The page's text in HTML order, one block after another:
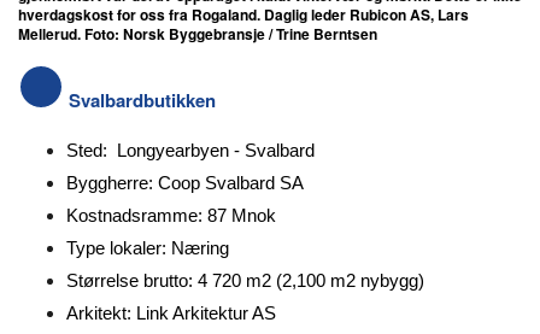
hverdagskost for oss fra Rogaland. Daglig leder Rubicon AS, Lars
Mellerud.Foto: Norsk Byggebransje / Trine Berntsen
Svalbardbutikken
Sted: Longyearbyen - Svalbard
Byggherre: Coop Svalbard SA
Kostnadsramme: 87 Mnok
Type lokaler: Næring
Størrelse brutto: 4 720 m2 (2,100 m2 nybygg)
Arkitekt: Link Arkitektur AS